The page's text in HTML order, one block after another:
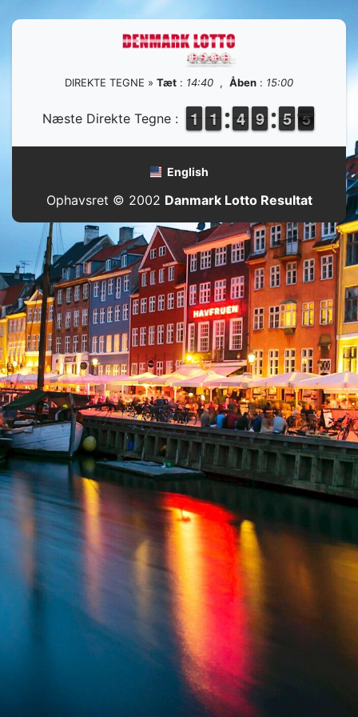
DIREKTE TEGNE » Tæt : 14:40 , Åben : 15:00
Næste Direkte Tegne : 1
1
1
1 1
1
1
1 3
3
4
4 8
8
9
9 4
4
5
5 5
4
4
English
Ophavsret © 2002 Danmark Lotto Resultat